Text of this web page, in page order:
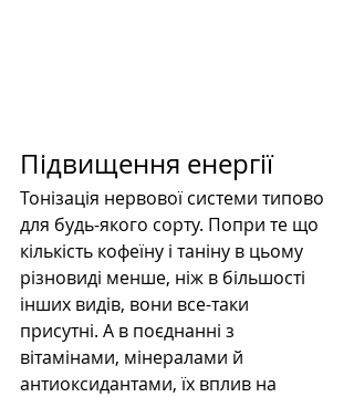
Підвищення енергії
Тонізація нервової системи типово
для будь-якого сорту. Попри те що
кількість кофеїну і таніну в цьому
різновиді менше, ніж в більшості
інших видів, вони все-таки
присутні. А в поєднанні з
вітамінами, мінералами й
антиоксидантами, їх вплив на